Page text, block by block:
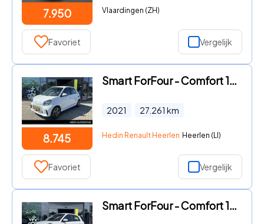
7.950 Vlaardingen (ZH)
Favoriet Vergelijk
8.745
Smart ForFour - Comfort 18 kWh | Airco | Parkeersensoren | Lichtmetalen velg
2021 27.261 km
Hedin Renault Heerlen Heerlen (LI)
Favoriet Vergelijk
Smart ForFour - Comfort 18 kWh | Airco | Parkeersensoren | Lichtmetalen velg